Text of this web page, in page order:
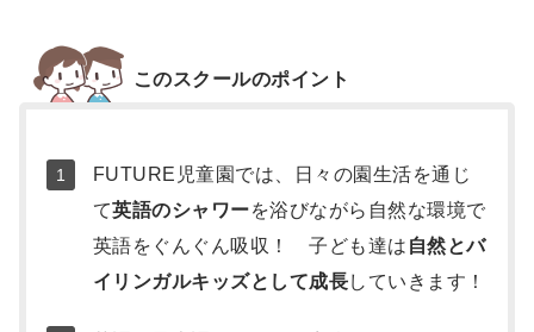
足
このスクールのポイント
FUTURE児童園では、日々の園生活を通じ
て英語のシャワーを浴びながら自然な環境で
英語をぐんぐん吸収！ 子ども達は 自然とバ
イリンガルキッズとして成長していきます！